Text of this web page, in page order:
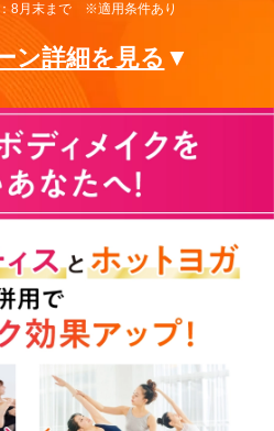
8月末まで ※適用条件あり
ン詳細を見る ▼